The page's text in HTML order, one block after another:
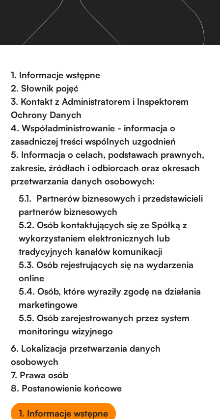
1. Informacje wstępne
2. Słownik pojęć
3. Kontakt z Administratorem i Inspektorem
Ochrony Danych
4. Współadministrowanie - informacja o
zasadniczej treści wspólnych uzgodnień
5. Informacja o celach, podstawach prawnych,
zakresie, źródłach i odbiorcach oraz okresach
przetwarzania danych osobowych:
5.1. Partnerów biznesowych i przedstawicieli
partnerów biznesowych
5.2. Osób kontaktujących się ze Spółką z
wykorzystaniem elektronicznych lub
tradycyjnych kanałów komunikacji
5.3. Osób rejestrujących się na wydarzenia
online
5.4. Osób, które wyraziły zgodę na działania
marketingowe
5.5. Osób zarejestrowanych przez system
monitoringu wizyjnego
6. Lokalizacja przetwarzania danych
osobowych
7. Prawa osób
8. Postanowienie końcowe
1. Informacje wstępne